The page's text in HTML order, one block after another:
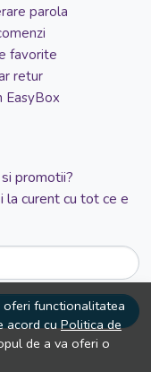
functionalitatea
acord cuPolitica de
de a va oferi o
parola
favorite
retur
EasyBox
promotii?
curent cu tot ce e